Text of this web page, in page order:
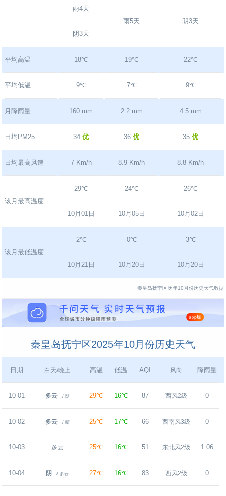
雨4天
阴3天
雨5天 阴3天
平均高温 18℃ 19℃ 22℃
平均低温 9℃ 7℃ 9℃
月降雨量 160 mm 2.2 mm 4.5 mm
日均PM25 34优 36优 35优
日均最高风速 7 Km/h 8.9 Km/h 8.8 Km/h
该月最高温度
29℃
10月01日
24℃
10月05日
26℃
10月02日
该月最低温度
2℃
10月21日
0℃
10月20日
3℃
10月20日
秦皇岛抚宁区历年10月份历史天气数据
秦皇岛抚宁区2025年10月份历史天气
日期 白天/晚上 高温 低温 AQI 风向 降雨量
10-01 多云 / 阴 29℃ 16℃ 87 西风2级 0
10-02 多云 / 晴 25℃ 17℃ 66 西南风3级 0
10-03 多云 25℃ 16℃ 51 东北风2级 1.06
10-04 阴 / 多云 27℃ 16℃ 83 西风2级 0